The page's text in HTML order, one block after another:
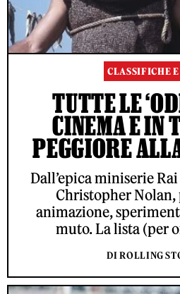
CLASSIFICHE
TUTTE LE
CINEMA E IN
PEGGIORE
Dall’epica miniserie
Christopher Nolan,
animazione,
muto. La lista (per
DI ROLLING